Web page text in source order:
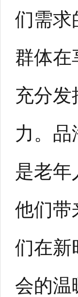
们需求
群体在
充分发
力。品
是老年
他们带
们在新
会的温